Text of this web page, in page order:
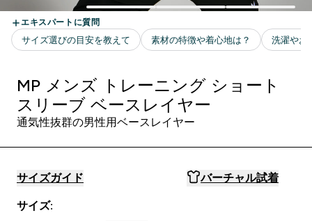
MP メンズ トレーニング ショート
スリーブ ベースレイヤー
通気性抜群の男性用ベースレイヤー
サイズガイド バーチャル試着
サイズ: